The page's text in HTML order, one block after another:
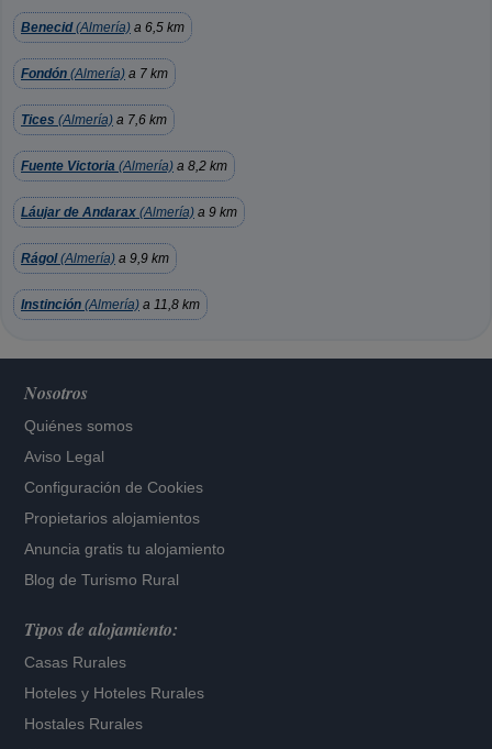
Benecid(Almería) a 6,5 km
Fondón (Almería) a 7 km
Tices (Almería) a 7,6 km
Fuente Victoria (Almería) a 8,2 km
Láujar de Andarax (Almería) a 9 km
Rágol(Almería) a 9,9 km
Instinción (Almería) a 11,8 km
Nosotros
Quiénes somos
Aviso Legal
Configuración de Cookies
Propietarios alojamientos
Anuncia gratis tu alojamiento
Blog de Turismo Rural
Tipos de alojamiento:
Casas Rurales
Hoteles y Hoteles Rurales
Hostales Rurales